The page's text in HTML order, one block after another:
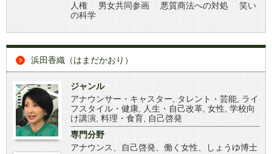
人権 男女共同参画 悪質商法への対処 笑い
の科学
浜田香織（はまだかおり）
ジャンル
アナウンサー・キャスター
タレント・芸能 ライ
フスタイル・健康
人生・自己改革 女性 学校向
け講演 料理・食育 自己啓発
専門分野
アナウンス、自己啓発、働く女性、しょうゆ博士